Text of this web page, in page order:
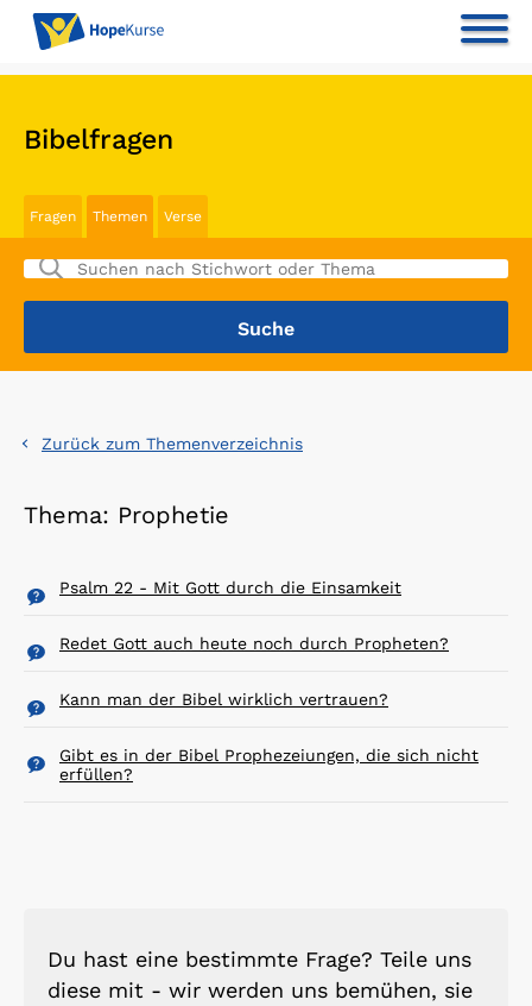
Bibelfragen
Fragen Themen Verse
Zurück zum Themenverzeichnis
Thema: Prophetie
Psalm 22 - Mit Gott durch die Einsamkeit
Redet Gott auch heute noch durch Propheten?
Kann man der Bibel wirklich vertrauen?
Gibt es in der Bibel Prophezeiungen, die sich nicht
erfüllen?
Du hast eine bestimmte Frage? Teile uns
diese mit - wir werden uns bemühen, sie